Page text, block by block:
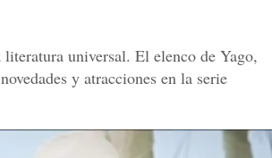
universal. El elenco de Yago,
y atracciones en la serie